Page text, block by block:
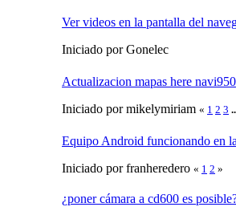
Ver videos en la pantalla del
Iniciado por Gonelec
Actualizacion mapas here navi950
Iniciado por mikelymiriam « 1 2 3
Equipo Android funcionando en
Iniciado por franheredero « 1 2 »
¿poner cámara a cd600 es